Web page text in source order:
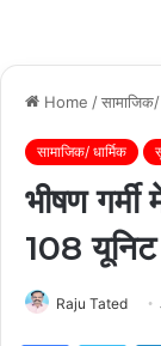
Home /सामाजिक/
सामाजिक/ धार्मिक
भीषण
108
Raju Tated